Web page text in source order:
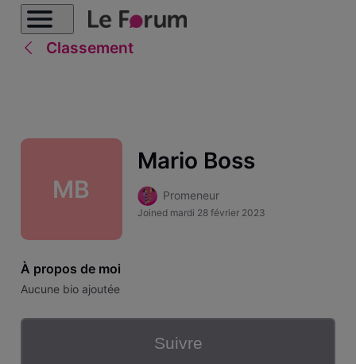
Classement
MB
Mario Boss
Promeneur
Joined mardi 28 février 2023
À propos de moi
Aucune bio ajoutée
Suivre